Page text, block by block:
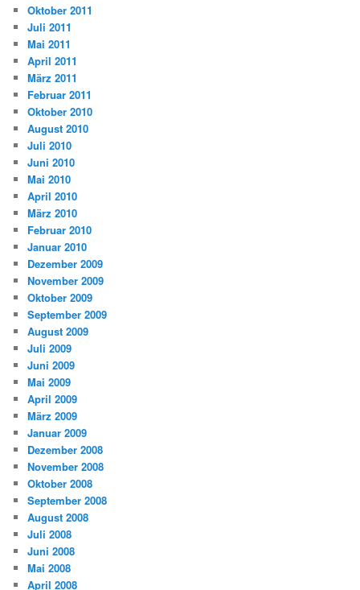
Oktober 2011
Juli 2011
Mai 2011
April 2011
März 2011
Februar 2011
Oktober 2010
August 2010
Juli 2010
Juni 2010
Mai 2010
April 2010
März 2010
Februar 2010
Januar 2010
Dezember 2009
November 2009
Oktober 2009
September 2009
August 2009
Juli 2009
Juni 2009
Mai 2009
April 2009
März 2009
Januar 2009
Dezember 2008
November 2008
Oktober 2008
September 2008
August 2008
Juli 2008
Juni 2008
Mai 2008
April 2008